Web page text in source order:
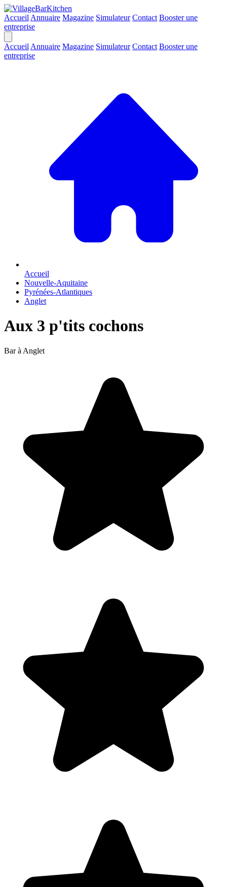
Accueil Annuaire Magazine Simulateur Contact Booster une
entreprise
Accueil Annuaire Magazine Simulateur Contact Booster une
entreprise
Accueil
Nouvelle-Aquitaine
Pyrénées-Atlantiques
Anglet
Aux 3 p'tits cochons
Bar à Anglet